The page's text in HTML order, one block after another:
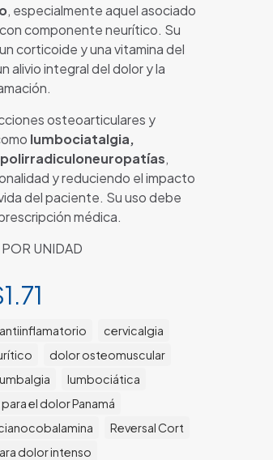
, especialmente aquel asociado
componente neurítico. Su
corticoide y una vitamina del
alivio integral del dolor y la
osteoarticulares y
lumbociatalgia,
,
y reduciendo el impacto
del paciente. Su uso debe
médica.
UNIDAD
1.71
cervicalgia
dolor osteomuscular
lumbociática
el dolor Panamá
Reversal Cort
dolor intenso